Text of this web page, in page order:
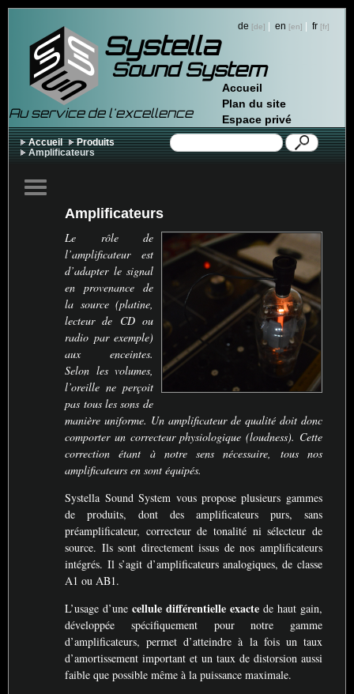
Systella
Au service de l'excellence
Sound System
de | en | fr
Accueil
Plan du site
Espace privé
Accueil
Produits
Amplificateurs
Amplificateurs
Le rôle de
l’amplificateur est
d’adapter le signal
en provenance de
la source (platine,
lecteur de CDou
radio par exemple)
aux enceintes.
Selon les volumes,
l’oreille ne perçoit
pas tous les sons de
manière uniforme. Un amplificateur de qualité doit donc
comporter un correcteur physiologique (loudness). Cette
correction étant à notre sens nécessaire, tous nos
amplificateurs en sont équipés.
Systella Sound System vous propose plusieurs gammes
de produits, dont des amplificateurs purs, sans
préamplificateur, correcteur de tonalité ni sélecteur de
source. Ils sont directement issus de nos amplificateurs
intégrés. Il s’agit d’amplificateurs analogiques, de classe
A1 ouAB1.
L’usage d’unecellule différentielle exactede haut gain,
développée spécifiquement pour notre gamme
d’amplificateurs, permet d’atteindre à la fois un taux
d’amortissement important et un taux de distorsion aussi
faible que possible même à la puissance maximale.